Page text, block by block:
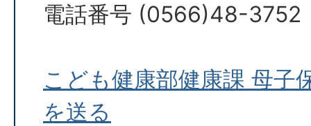
電話番号 (0566)48-3752
こども健康部健康課 母子
を送る